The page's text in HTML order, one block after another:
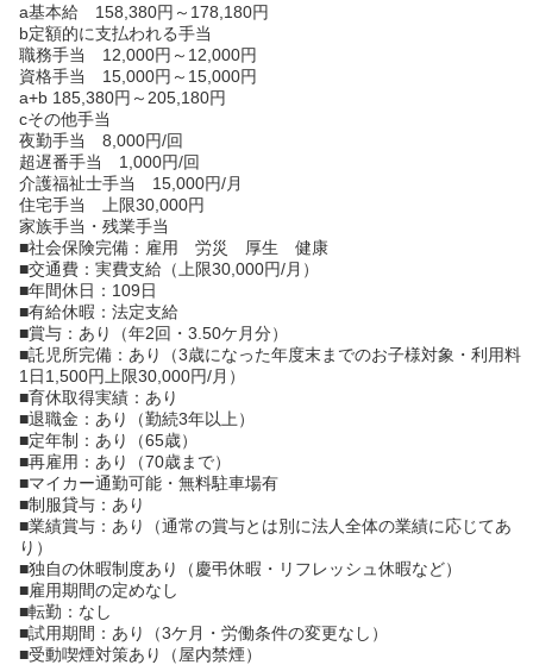
a基本給 158,380円～178,180円
b定額的に支払われる手当
職務手当 12,000円～12,000円
資格手当 15,000円～15,000円
a+b 185,380円～205,180円
cその他手当
夜勤手当 8,000円/回
超遅番手当 1,000円/回
介護福祉士手当 15,000円/月
住宅手当 上限30,000円
家族手当・残業手当
■社会保険完備：雇用 労災 厚生 健康
■交通費：実費支給（上限30,000円/月）
■年間休日：109日
■有給休暇：法定支給
■賞与：あり（年2回・3.50ケ月分）
■託児所完備：あり（3歳になった年度末までのお子様対象・利用料
1日1,500円上限30,000円/月）
■育休取得実績：あり
■退職金：あり（勤続3年以上）
■定年制：あり（65歳）
■再雇用：あり（70歳まで）
■マイカー通勤可能・無料駐車場有
■制服貸与：あり
■業績賞与：あり（通常の賞与とは別に法人全体の業績に応じてあ
り）
■独自の休暇制度あり（慶弔休暇・リフレッシュ休暇など）
■雇用期間の定めなし
■転勤：なし
■試用期間：あり（3ケ月・労働条件の変更なし）
■受動喫煙対策あり（屋内禁煙）